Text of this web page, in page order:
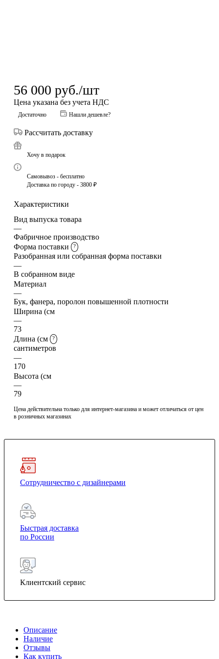
56 000 руб./шт
Цена указана без учета НДС
Достаточно Нашли дешевле?
Рассчитать доставку
Хочу в подарок
Самовывоз - бесплатно
Доставка по городу - 3800 ₽
Характеристики
Вид выпуска товара
—
Фабричное производство
Форма поставки
?
Разобранная или собранная форма поставки
—
В собранном виде
Материал
—
Бук, фанера, поролон повышенной плотности
Ширина (см
—
73
Длина (см
?
сантиметров
—
170
Высота (см
—
79
Цена действительна только для интернет-магазина и может отличаться от цен
в розничных магазинах
Сотрудничество с дизайнерами
Быстрая доставка
по России
Клиентский сервис
Описание
Наличие
Отзывы
Как купить